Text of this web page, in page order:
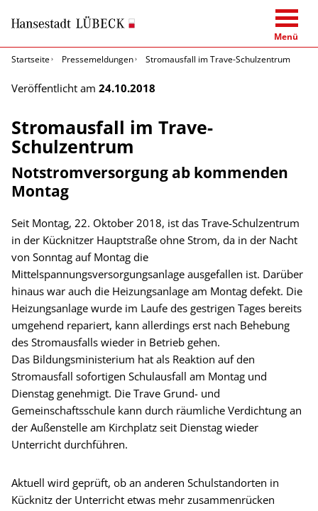
Menü
Startseite
Pressemeldungen Stromausfall im Trave-Schulzentrum
Veröffentlicht am 24.10.2018
Stromausfall im Trave-
Schulzentrum
Notstromversorgung ab kommenden
Montag
Seit Montag, 22. Oktober 2018, ist das Trave-Schulzentrum
in der Kücknitzer Hauptstraße ohne Strom, da in der Nacht
von Sonntag auf Montag die
Mittelspannungsversorgungsanlage ausgefallen ist. Darüber
hinaus war auch die Heizungsanlage am Montag defekt. Die
Heizungsanlage wurde im Laufe des gestrigen Tages bereits
umgehend repariert, kann allerdings erst nach Behebung
des Stromausfalls wieder in Betrieb gehen.
Das Bildungsministerium hat als Reaktion auf den
Stromausfall sofortigen Schulausfall am Montag und
Dienstag genehmigt. Die Trave Grund- und
Gemeinschaftsschule kann durch räumliche Verdichtung an
der Außenstelle am Kirchplatz seit Dienstag wieder
Unterricht durchführen.
Aktuell wird geprüft, ob an anderen Schulstandorten in
Kücknitz der Unterricht etwas mehr zusammenrücken